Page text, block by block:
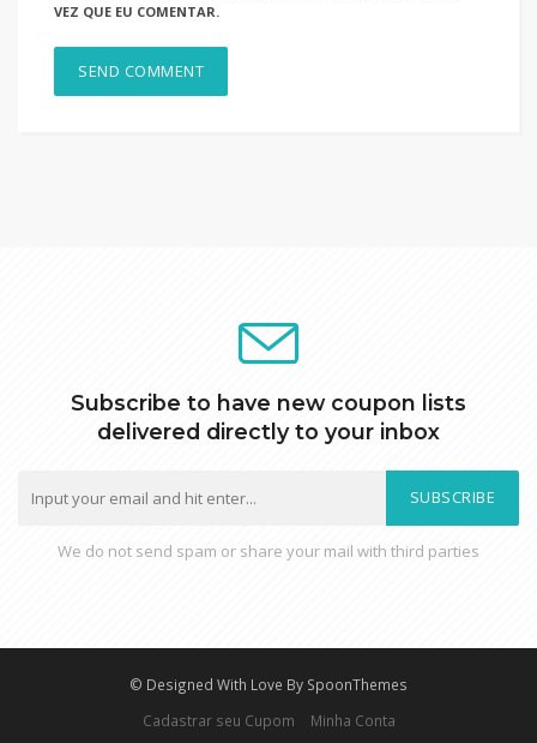
VEZ QUE EU COMENTAR.
Subscribe to have new coupon lists
delivered directly to your inbox
SUBSCRIBE
We do not send spam or share your mail with third parties
© Designed With Love By SpoonThemes
Cadastrar seu Cupom
Minha Conta